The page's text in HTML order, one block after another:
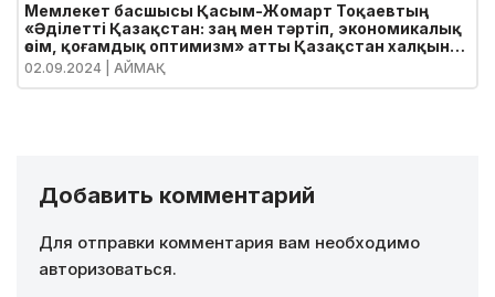
Мемлекет басшысы Қасым-Жомарт Тоқаевтың
«Әділетті Қазақстан: заң мен тәртіп, экономикалық
өсім, қоғамдық оптимизм» атты Қазақстан халқына
Жолдауы
02.09.2024 | АЙМАҚ
Добавить комментарий
Для отправки комментария вам необходимо
авторизоваться.